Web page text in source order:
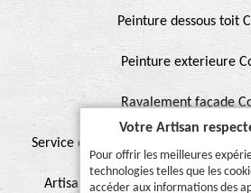
Peinture dessous toit
Peinture exterieure
Ravalement façade
Service de peinture et hydrofuge de
Artisan pour peinture façade,
Votre Artisan
Pour offrir les meilleures
technologies telles que les
accéder aux informations des